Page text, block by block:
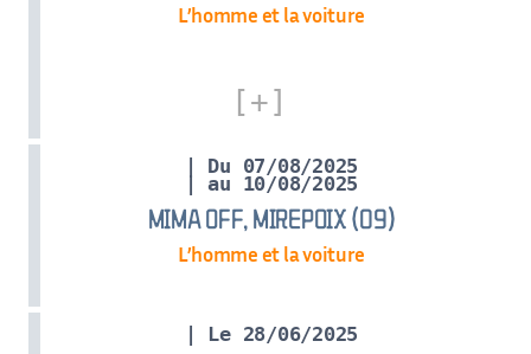
L’homme et la voiture
| Du 07/08/2025
MIMA OFF, MIREPOIX (09)
| au 10/08/2025
L’homme et la voiture
| Le 28/06/2025